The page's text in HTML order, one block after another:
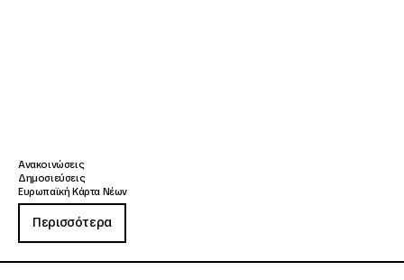
Ανακοινώσεις
Δημοσιεύσεις
Ευρωπαϊκή Κάρτα Νέων
Περισσότερα